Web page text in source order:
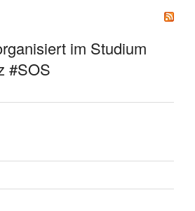
im Studium
#SOS